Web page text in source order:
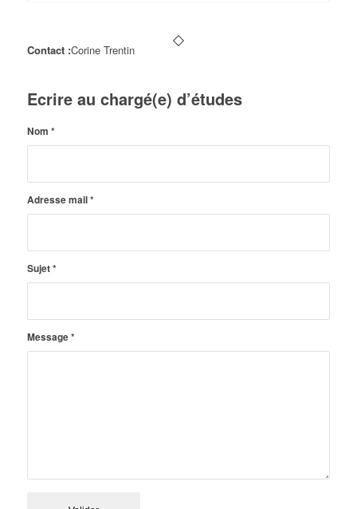
Contact :Corine Trentin
Ecrire au chargé(e) d’études
Nom *
Adresse mail*
Sujet*
Message*